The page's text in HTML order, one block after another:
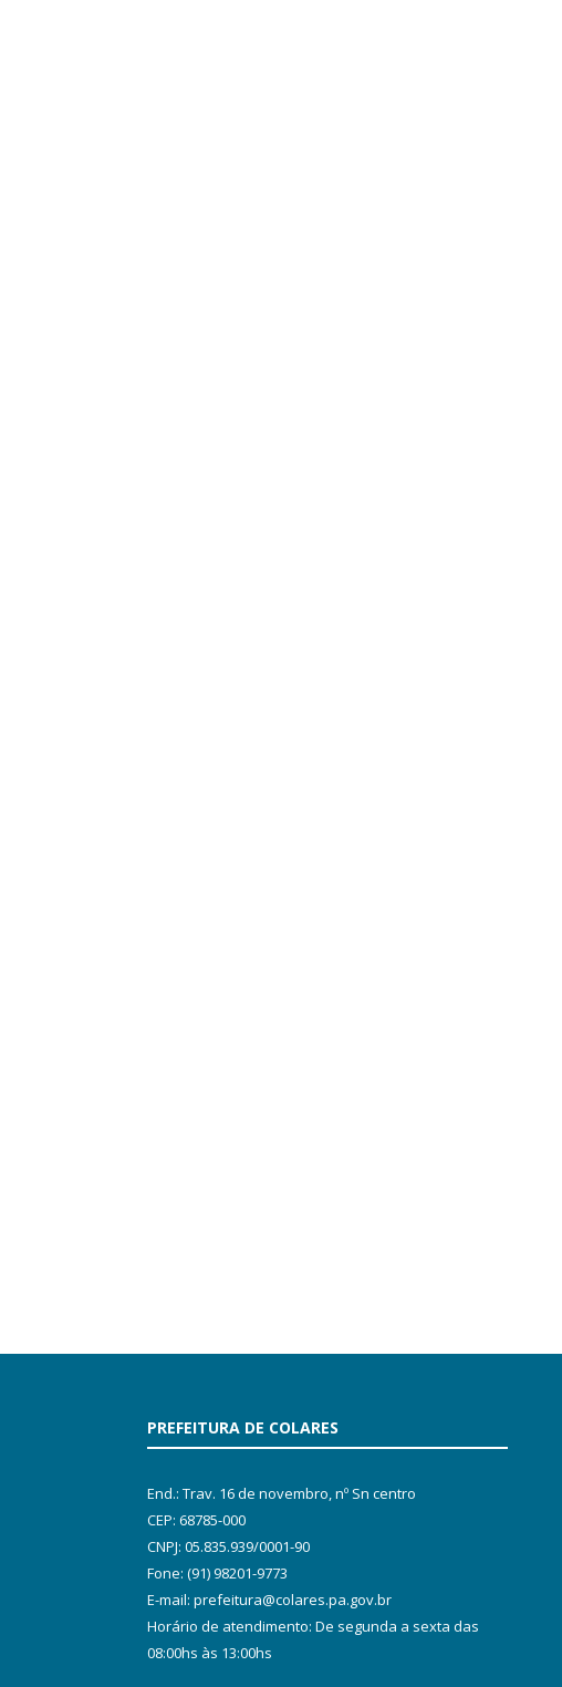
PREFEITURA DE COLARES
End.: Trav. 16 de novembro, nº Sn centro
CEP: 68785-000
CNPJ: 05.835.939/0001-90
Fone: (91) 98201-9773
E-mail: prefeitura@colares.pa.gov.br
Horário de atendimento: De segunda a sexta das
08:00hs às 13:00hs